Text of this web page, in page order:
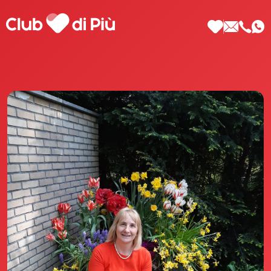
Scopri Club di Più
Le testimonianze Club di Più
La fondatrice Valeria Pilla
Annunci Donne
Agenzia matrimoniale Club di Più
Love Notebook